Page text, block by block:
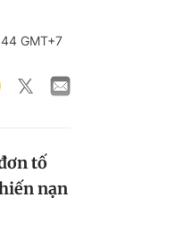
GMT+7
tố
nạn